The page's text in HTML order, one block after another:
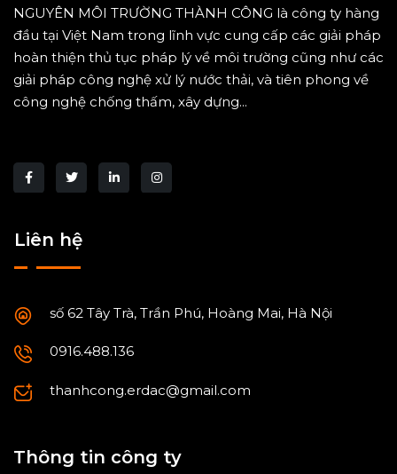
NGUYÊN MÔI TRƯỜNG THÀNH CÔNG là công ty hàng
đầu tại Việt Nam trong lĩnh vực cung cấp các giải pháp
hoàn thiện thủ tục pháp lý về môi trường cũng như các
giải pháp công nghệ xử lý nước thải, và tiên phong về
công nghệ chống thấm, xây dựng...
Liên hệ
số 62 Tây Trà, Trần Phú, Hoàng Mai, Hà Nội
0916.488.136
thanhcong.erdac@gmail.com
Thông tin công ty